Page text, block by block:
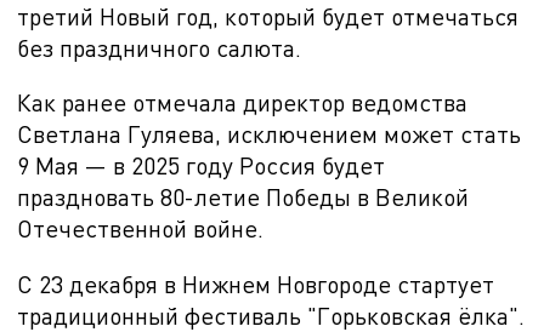
третий Новый год, который будет отмечаться
без праздничного салюта.
Как ранее отмечала директор ведомства
Светлана Гуляева, исключением может стать
9 Мая — в 2025 году Россия будет
праздновать 80-летие Победы в Великой
Отечественной войне.
С 23 декабря в Нижнем Новгороде стартует
традиционный фестиваль "Горьковская ёлка".